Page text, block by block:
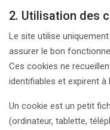
2. Utilisation des
Le site utilise
assurer le bon
Ces cookies ne
identifiables et expirent
Un cookie est un petit
(ordinateur, tablette,